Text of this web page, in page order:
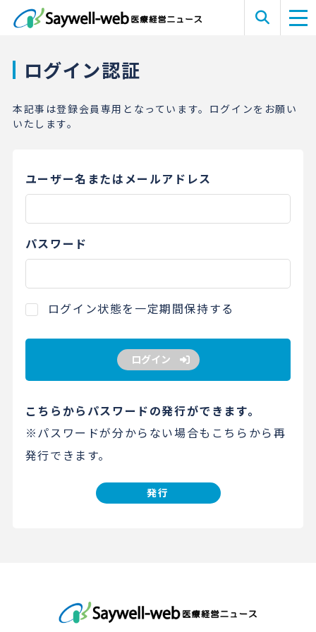
ログイン認証
本記事は登録会員専用となっています。ログインをお願い
いたします。
ユーザー名またはメールアドレス
パスワード
ログイン状態を一定期間保持する
ログイン
こちらからパスワードの発行ができます。
※パスワードが分からない場合もこちらから再
発行できます。
発行